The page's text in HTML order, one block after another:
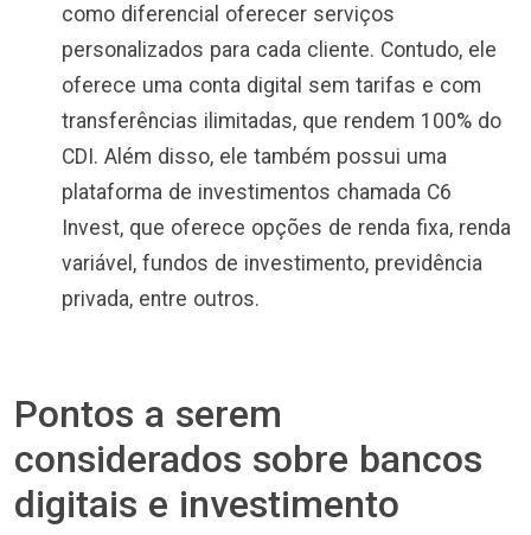
como diferencial oferecer serviços
personalizados para cada cliente. Contudo, ele
oferece uma conta digital sem tarifas e com
transferências ilimitadas, que rendem 100% do
CDI. Além disso, ele também possui uma
plataforma de investimentos chamada C6
Invest, que oferece opções de renda fixa, renda
variável, fundos de investimento, previdência
privada, entre outros.
Pontos a serem
considerados sobre bancos
digitais e investimento